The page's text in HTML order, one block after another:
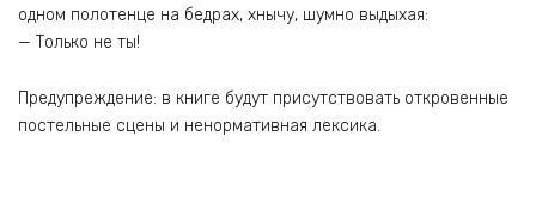
одном полотенце на бедрах, хнычу, шумно выдыхая:
— Только не ты!
Предупреждение: в книге будут присутствовать откровенные
постельные сцены и ненормативная лексика.